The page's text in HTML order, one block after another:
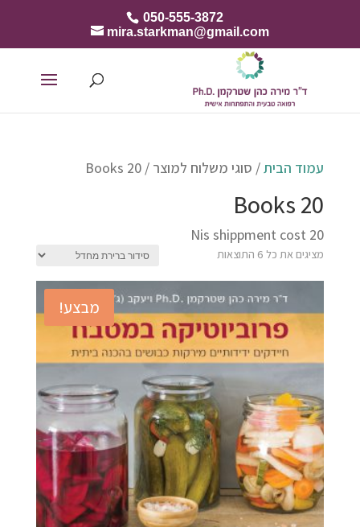
050-555-3872
mira.starkman@gmail.com
עמוד הבית/ סוגי משלוח למוצר / Books 20
Books 20
20 Nis shippment cost
מציגים את כל ⁦6⁩ התוצאות
מבצע!